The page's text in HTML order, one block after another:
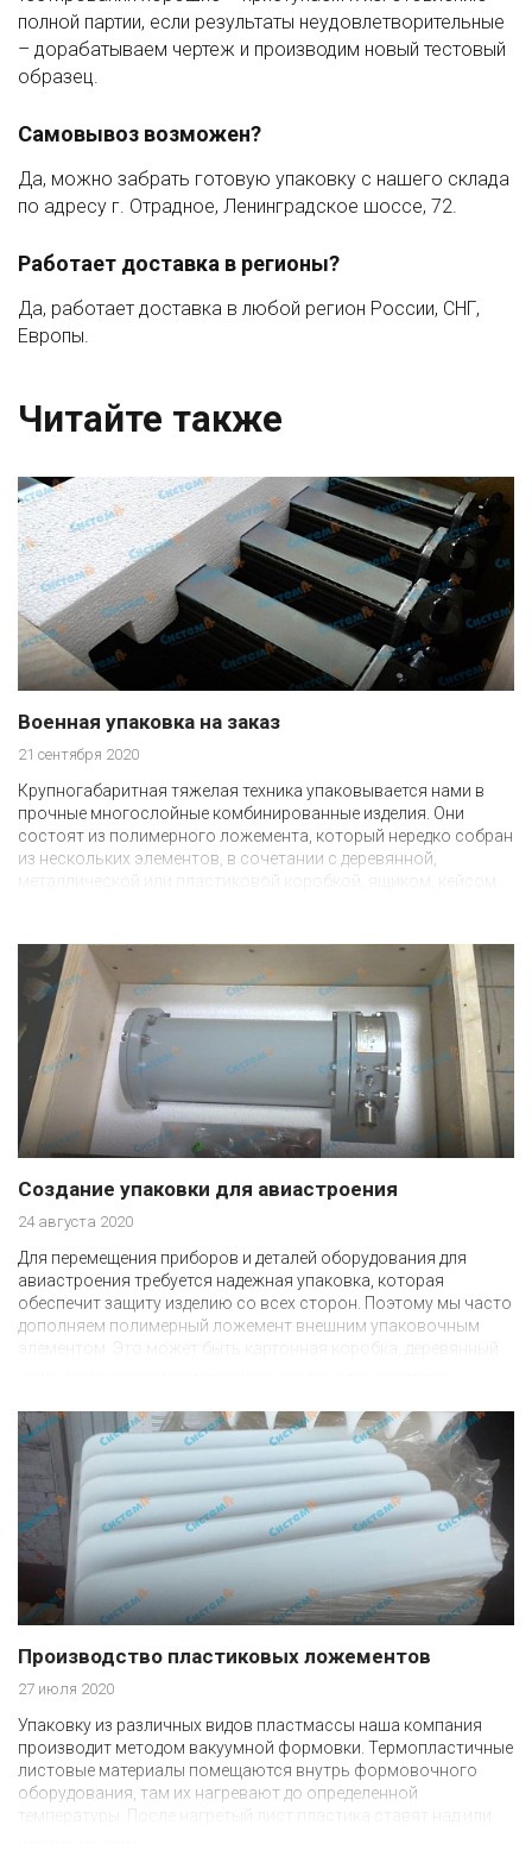
полной партии, если результаты неудовлетворительные
– дорабатываем чертеж и производим новый тестовый
образец.
Самовывоз возможен?
Да, можно забрать готовую упаковку с нашего склада
по адресу г. Отрадное, Ленинградское шоссе, 72.
Работает доставка в регионы?
Да, работает доставка в любой регион России, СНГ,
Европы.
Читайте также
Военная упаковка на заказ
21 сентября 2020
Крупногабаритная тяжелая техника упаковывается нами в
прочные многослойные комбинированные изделия. Они
состоят из полимерного ложемента, который нередко собран
из нескольких элементов, в сочетании с деревянной,
металлической или пластиковой коробкой, ящиком, кейсом.
Создание упаковки для авиастроения
24 августа 2020
Для перемещения приборов и деталей оборудования для
авиастроения требуется надежная упаковка, которая
обеспечит защиту изделию со всех сторон. Поэтому мы часто
дополняем полимерный ложемент внешним упаковочным
элементом. Это может быть картонная коробка, деревянный
и вибрации, а коробка ограждает его от ударов и других
внешних угроз.
Производство пластиковых ложементов
27 июля 2020
Упаковку из различных видов пластмассы наша компания
производит методом вакуумной формовки. Термопластичные
листовые материалы помещаются внутрь формовочного
оборудования, там их нагревают до определенной
температуры. После нагретый лист пластика ставят над или